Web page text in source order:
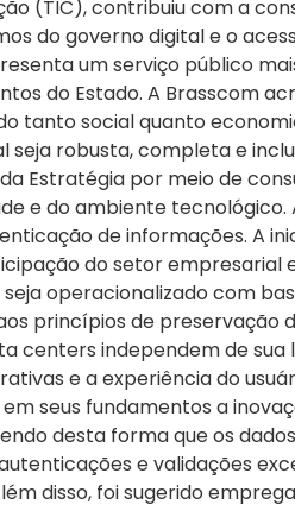
(TIC), contribuiu com a
do governo digital e o
um serviço público
do Estado. A Brasscom
tanto social quanto
seja robusta, completa e
Estratégia por meio de
e do ambiente tecnológico.
de informações. A
do setor empresarial
operacionalizado com
princípios de preservação
centers independem de sua
e a experiência do
seus fundamentos a
desta forma que os
e validações
disso, foi sugerido